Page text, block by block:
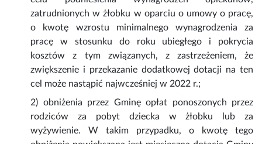
zatrudnionych w żłobku w oparciu o umowy o pracę,
o kwotę wzrostu minimalnego wynagrodzenia za
pracę w stosunku do roku ubiegłego i pokrycia
kosztów z tym związanych, z zastrzeżeniem, że
zwiększenie i przekazanie dodatkowej dotacji na ten
cel może nastąpić najwcześniej w 2022 r.;
2) obniżenia przez Gminę opłat ponoszonych przez
rodziców za pobyt dziecka w żłobku lub za
wyżywienie. W takim przypadku, o kwotę tego